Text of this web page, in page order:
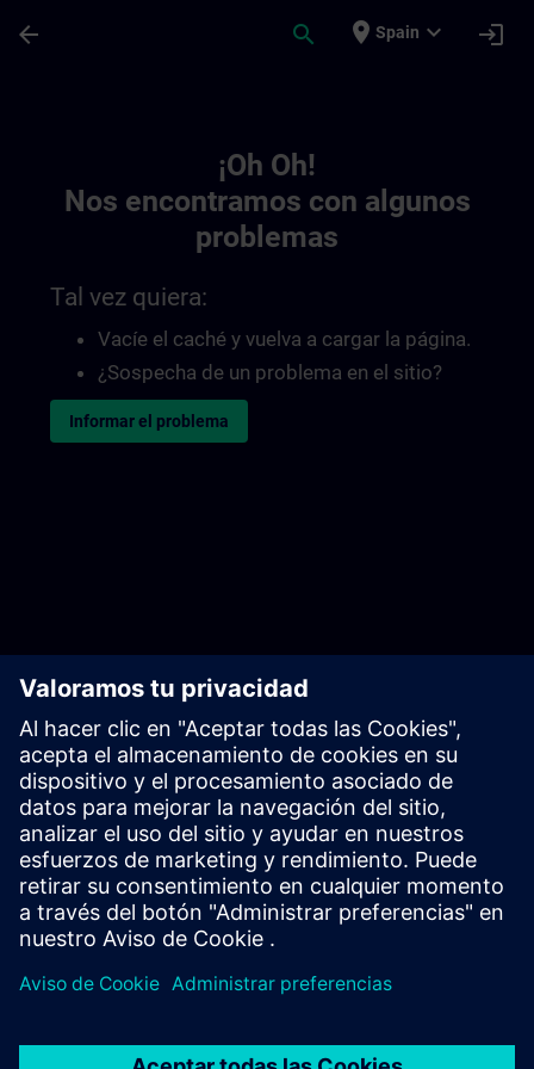
arrow_back search place Spain expand_more login
¡Oh Oh!
Nos encontramos con algunos
problemas
Tal vez quiera:
Vacíe el caché y vuelva a cargar la página.
¿Sospecha de un problema en el sitio?
Informar el problema